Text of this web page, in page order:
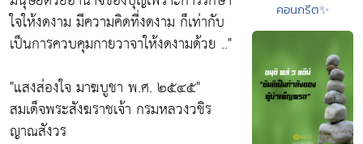
ใจให้งดงาม มีความคิดที่งดงาม ก็เท่ากับ
เป็นการควบคุมกายวาจาให้งดงามด้วย .."
"แสงส่องใจ มาฆบูชา พ.ศ. ๒๕๔๕"
สมเด็จพระสังฆราชเจ้า กรมหลวงวชิร
ญาณสังวร
คอนกรีต✨